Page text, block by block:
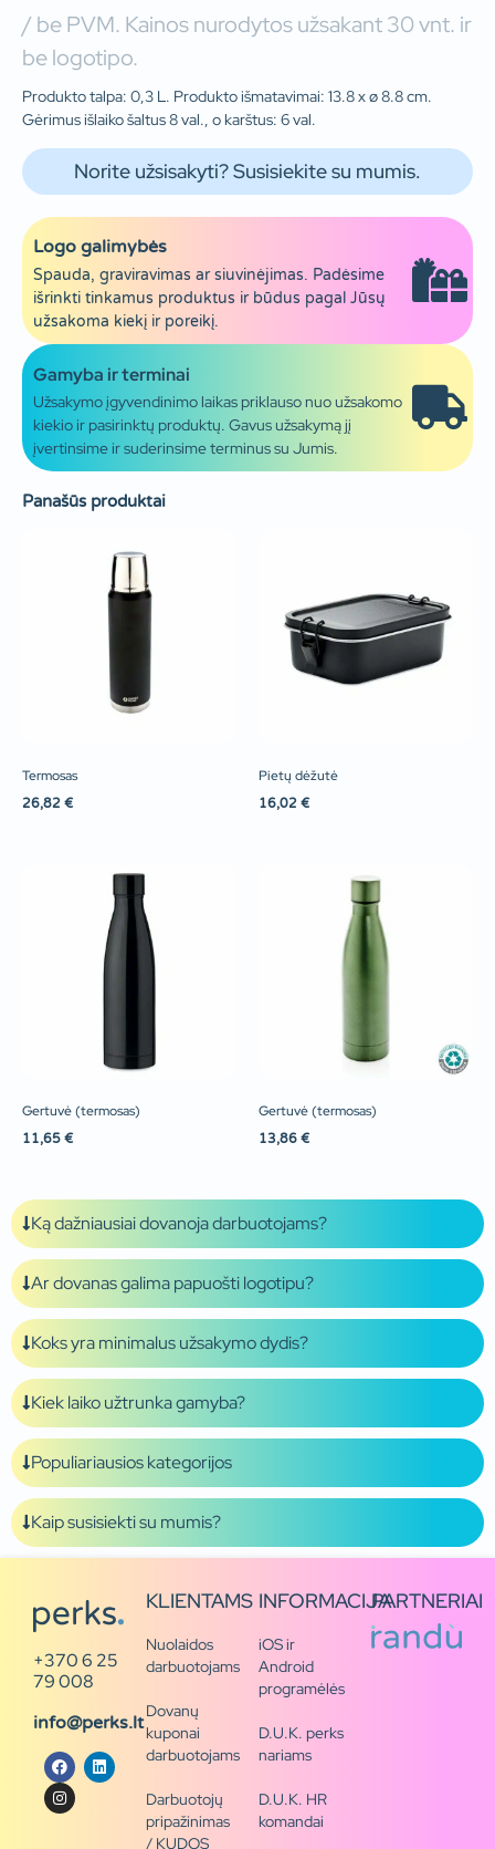
/ be PVM. Kainos nurodytos užsakant 30 vnt. ir
be logotipo.
Produkto talpa: 0,3 L. Produkto išmatavimai: 13.8 x ø 8.8 cm.
Gėrimus išlaiko šaltus 8 val., o karštus: 6 val.
Norite užsisakyti? Susisiekite su mumis.
Logo galimybės
Spauda, graviravimas ar siuvinėjimas. Padėsime
išrinkti tinkamus produktus ir būdus pagal Jūsų
užsakoma kiekį ir poreikį.
Gamyba ir terminai
Užsakymo įgyvendinimo laikas priklauso nuo užsakomo
kiekio ir pasirinktų produktų. Gavus užsakymą jį
įvertinsime ir suderinsime terminus su Jumis.
Panašūs produktai
Termosas
26,82 €
Pietų dėžutė
16,02 €
Gertuvė (termosas)
11,65 €
Gertuvė (termosas)
13,86 €
Ką dažniausiai dovanoja darbuotojams?
Ar dovanas galima papuošti logotipu?
Koks yra minimalus užsakymo dydis?
Kiek laiko užtrunka gamyba?
Populiariausios kategorijos
Kaip susisiekti su mumis?
+370 6 25
79 008
info@perks.lt
KLIENTAMS
Nuolaidos
darbuotojams
Dovanų
kuponai
darbuotojams
Darbuotojų
pripažinimas
/ KUDOS
INFORMACIJA
iOS ir
Android
programėlės
D.U.K. perks
nariams
D.U.K. HR
komandai
PARTNERIAI